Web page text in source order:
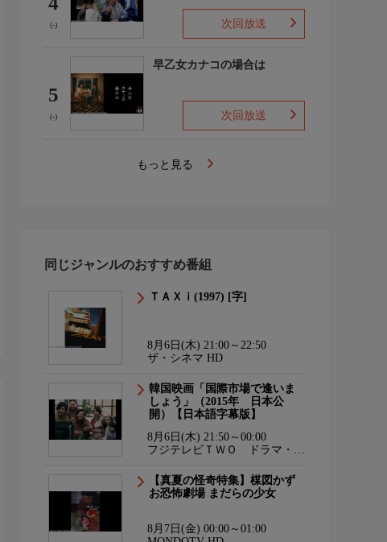
(-) 次回放送
5
(-)
早乙女カナコの場合は
次回放送
もっと見る
同じジャンルのおすすめ番組
ＴＡＸｉ(1997) [字]
8月6日(木) 21:00～22:50
ザ・シネマ HD
韓国映画「国際市場で逢いま
しょう」（2015年 日本公
開）【日本語字幕版】
8月6日(木) 21:50～00:00
フジテレビＴＷＯ ドラマ・ア
【真夏の怪奇特集】楳図かず
お恐怖劇場 まだらの少女
8月7日(金) 00:00～01:00